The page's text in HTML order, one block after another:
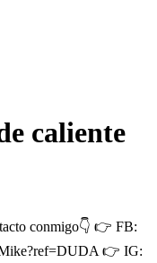
caliente
conmigo👇 👉 FB:
👉 IG: